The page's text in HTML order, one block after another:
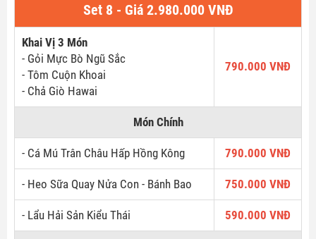
Set 8 - Giá 2.980.000 VNĐ
Khai Vị 3 Món
- Gỏi Mực Bò Ngũ Sắc
- Tôm Cuộn Khoai
- Chả Giò Hawai
790.000 VNĐ
Món Chính
- Cá Mú Trân Châu Hấp Hồng Kông 790.000 VNĐ
- Heo Sữa Quay Nửa Con - Bánh Bao 750.000 VNĐ
- Lẩu Hải Sản Kiểu Thái 590.000 VNĐ
Email
GỬI LIÊN HỆ NGAY